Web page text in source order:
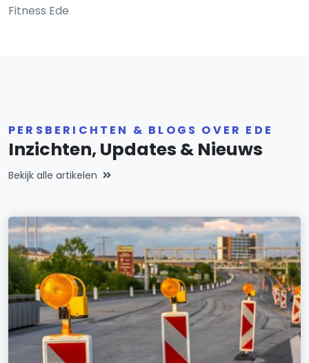
Fitness Ede
PERSBERICHTEN & BLOGS OVER EDE
Inzichten, Updates & Nieuws
Bekijk alle artikelen